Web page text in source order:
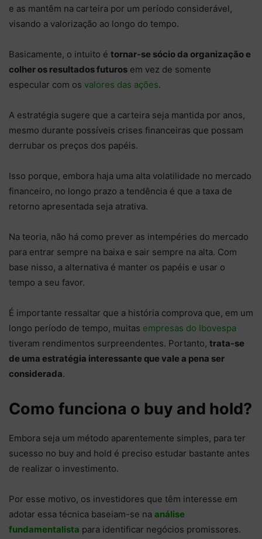
e as mantêm na carteira por um período considerável,
visando a valorização ao longo do tempo.
Basicamente, o intuito é tornar-se sócio da organização e
colher os resultados futuros em vez de somente
especular com os valores das ações.
A estratégia sugere que a carteira seja mantida por anos,
mesmo durante possíveis crises financeiras que possam
derrubar os preços dos papéis.
Isso porque, embora haja uma alta volatilidade no mercado
financeiro, no longo prazo a tendência é que a taxa de
retorno apresentada seja atrativa.
Na teoria, não há como prever as intempéries do mercado
para entrar sempre na baixa e sair sempre na alta. Com
base nisso, a alternativa é manter os papéis e usar o
tempo a seu favor.
É importante ressaltar que a história comprova que, em um
longo período de tempo, muitas empresas do Ibovespa
tiveram rendimentos surpreendentes. Portanto, trata-se
de uma estratégia interessante que vale a pena ser
considerada.
Como funciona o buy and hold?
Embora seja um método aparentemente simples, para ter
sucesso no buy and hold é preciso estudar bastante antes
de realizar o investimento.
Por esse motivo, os investidores que têm interesse em
adotar essa técnica baseiam-se na análise
fundamentalista para identificar negócios promissores.